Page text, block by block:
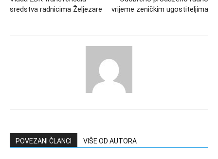
sredstva radnicima Željezare
vrijeme zeničkim ugostiteljima
POVEZANI ČLANCI VIŠE OD AUTORA